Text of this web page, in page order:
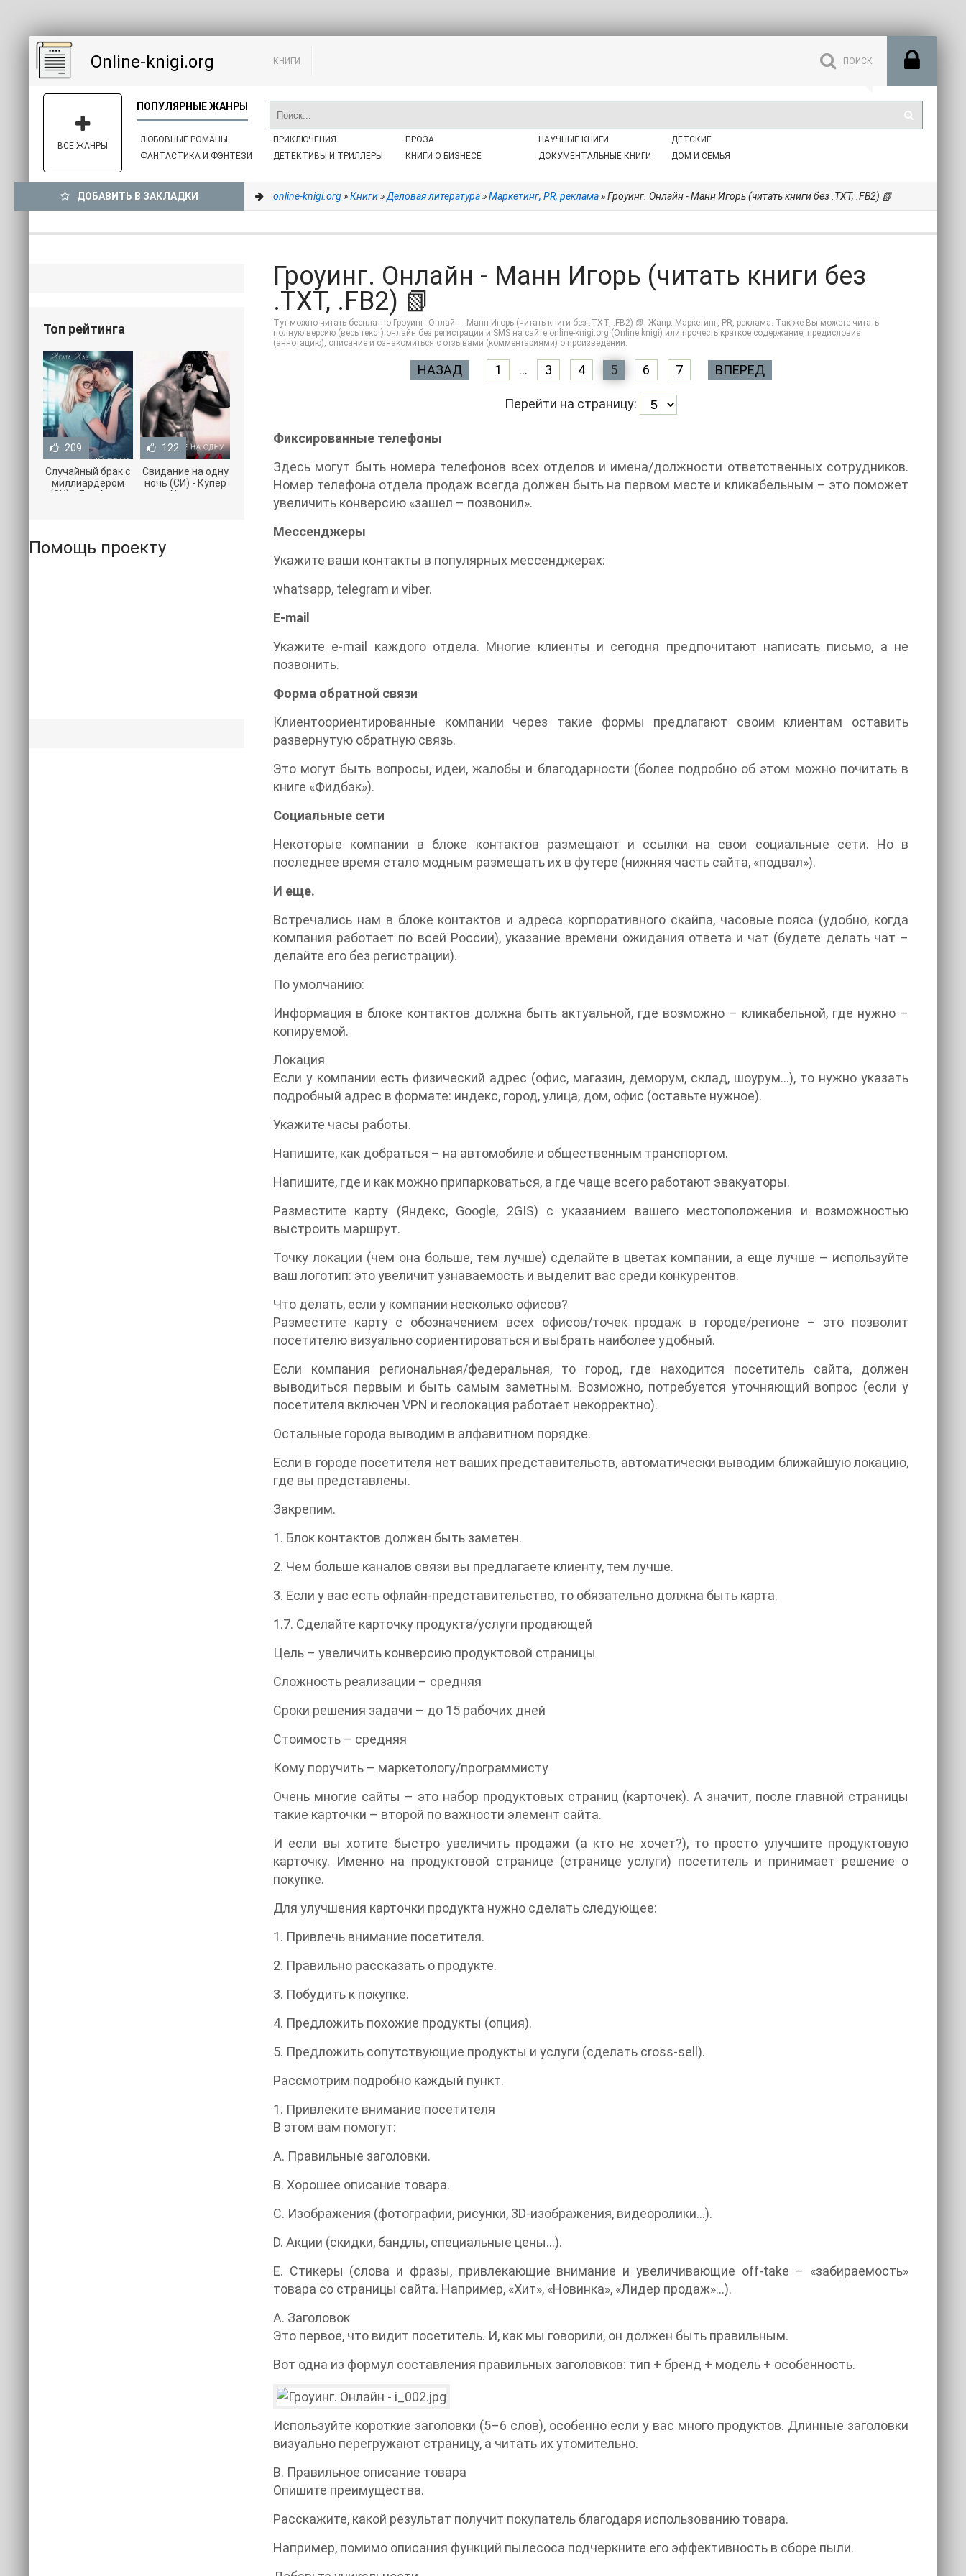
Online-knigi.org КНИГИ
ЛЮБОВНЫЕ РОМАНЫ
ФАНТАСТИКА И ФЭНТЕЗИ
ПРИКЛЮЧЕНИЯ
ДЕТЕКТИВЫ И ТРИЛЛЕРЫ
ПРОЗА
КНИГИ О БИЗНЕСЕ
НАУЧНЫЕ КНИГИ
ДОКУМЕНТАЛЬНЫЕ КНИГИ
ДЕТСКИЕ
ДОМ И СЕМЬЯ
ВСЕ ЖАНРЫ
ДОБАВИТЬ В ЗАКЛАДКИ online-knigi.org»Книги»Деловая литература»Маркетинг, PR, реклама» Гроуинг. Онлайн - Манн Игорь (читать книги без .TXT, .FB2) 📗
Гроуинг. Онлайн - Манн Игорь (читать книги без
.TXT, .FB2) 📗
Тут можно читать бесплатно Гроуинг. Онлайн - Манн Игорь (читать книги без .TXT, .FB2) 📗. Жанр: Маркетинг, PR, реклама. Так же Вы можете читать
полную версию (весь текст) онлайн без регистрации и SMS на сайте online-knigi.org (Online knigi) или прочесть краткое содержание, предисловие
(аннотацию), описание и ознакомиться с отзывами (комментариями) о произведении.
НАЗАД 1 ... 3 4 5 6 7 ВПЕРЕД
Перейти на страницу:
Фиксированные телефоны
Здесь могут быть номера телефонов всех отделов и имена/должности ответственных сотрудников.
Номер телефона отдела продаж всегда должен быть на первом месте и кликабельным – это поможет
увеличить конверсию «зашел – позвонил».
Мессенджеры
Укажите ваши контакты в популярных мессенджерах:
whatsapp, telegram и viber.
E-mail
Укажите e-mail каждого отдела. Многие клиенты и сегодня предпочитают написать письмо, а не
позвонить.
Форма обратной связи
Клиентоориентированные компании через такие формы предлагают своим клиентам оставить
развернутую обратную связь.
Это могут быть вопросы, идеи, жалобы и благодарности (более подробно об этом можно почитать в
книге «Фидбэк»).
Социальные сети
Некоторые компании в блоке контактов размещают и ссылки на свои социальные сети. Но в
последнее время стало модным размещать их в футере (нижняя часть сайта, «подвал»).
И еще.
Встречались нам в блоке контактов и адреса корпоративного скайпа, часовые пояса (удобно, когда
компания работает по всей России), указание времени ожидания ответа и чат (будете делать чат –
делайте его без регистрации).
По умолчанию:
Информация в блоке контактов должна быть актуальной, где возможно – кликабельной, где нужно –
копируемой.
Локация
Если у компании есть физический адрес (офис, магазин, деморум, склад, шоурум…), то нужно указать
подробный адрес в формате: индекс, город, улица, дом, офис (оставьте нужное).
Укажите часы работы.
Напишите, как добраться – на автомобиле и общественным транспортом.
Напишите, где и как можно припарковаться, а где чаще всего работают эвакуаторы.
Разместите карту (Яндекс, Google, 2GIS) с указанием вашего местоположения и возможностью
выстроить маршрут.
Точку локации (чем она больше, тем лучше) сделайте в цветах компании, а еще лучше – используйте
ваш логотип: это увеличит узнаваемость и выделит вас среди конкурентов.
Что делать, если у компании несколько офисов?
Разместите карту с обозначением всех офисов/точек продаж в городе/регионе – это позволит
посетителю визуально сориентироваться и выбрать наиболее удобный.
Если компания региональная/федеральная, то город, где находится посетитель сайта, должен
выводиться первым и быть самым заметным. Возможно, потребуется уточняющий вопрос (если у
посетителя включен VPN и геолокация работает некорректно).
Остальные города выводим в алфавитном порядке.
Если в городе посетителя нет ваших представительств, автоматически выводим ближайшую локацию,
где вы представлены.
Закрепим.
1. Блок контактов должен быть заметен.
2. Чем больше каналов связи вы предлагаете клиенту, тем лучше.
3. Если у вас есть офлайн-представительство, то обязательно должна быть карта.
1.7. Сделайте карточку продукта/услуги продающей
Цель – увеличить конверсию продуктовой страницы
Сложность реализации – средняя
Сроки решения задачи – до 15 рабочих дней
Стоимость – средняя
Кому поручить – маркетологу/программисту
Очень многие сайты – это набор продуктовых страниц (карточек). А значит, после главной страницы
такие карточки – второй по важности элемент сайта.
И если вы хотите быстро увеличить продажи (а кто не хочет?), то просто улучшите продуктовую
карточку. Именно на продуктовой странице (странице услуги) посетитель и принимает решение о
покупке.
Для улучшения карточки продукта нужно сделать следующее:
1. Привлечь внимание посетителя.
2. Правильно рассказать о продукте.
3. Побудить к покупке.
4. Предложить похожие продукты (опция).
5. Предложить сопутствующие продукты и услуги (сделать cross-sell).
Рассмотрим подробно каждый пункт.
1. Привлеките внимание посетителя
В этом вам помогут:
A. Правильные заголовки.
B. Хорошее описание товара.
C. Изображения (фотографии, рисунки, 3D-изображения, видеоролики…).
D. Акции (скидки, бандлы, специальные цены…).
E. Стикеры (слова и фразы, привлекающие внимание и увеличивающие off-take – «забираемость»
товара со страницы сайта. Например, «Хит», «Новинка», «Лидер продаж»…).
А. Заголовок
Это первое, что видит посетитель. И, как мы говорили, он должен быть правильным.
Вот одна из формул составления правильных заголовков: тип + бренд + модель + особенность.
Используйте короткие заголовки (5–6 слов), особенно если у вас много продуктов. Длинные заголовки
визуально перегружают страницу, а читать их утомительно.
B. Правильное описание товара
Опишите преимущества.
Расскажите, какой результат получит покупатель благодаря использованию товара.
Например, помимо описания функций пылесоса подчеркните его эффективность в сборе пыли.
Топ рейтинга
209
Случайный брак с
миллиардером
(СИ) - Лав Агата
122
Свидание на одну
ночь (СИ) - Купер
Хелен
Помощь проекту